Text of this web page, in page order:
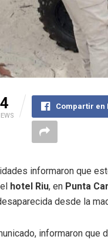
4 Compartir en
informaron que
hotel Riu, en Punta
desde la
informaron